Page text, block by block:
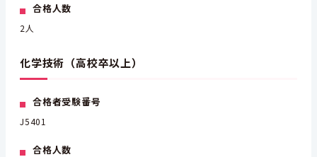
合格人数
2人
化学技術（高校卒以上）
合格者受験番号
J5401
合格人数